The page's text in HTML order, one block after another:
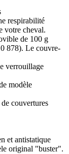
respirabilité
votre cheval.
de 100 g
878). Le couvre-
verrouillage
modèle
couvertures
et antistatique
original "buster".